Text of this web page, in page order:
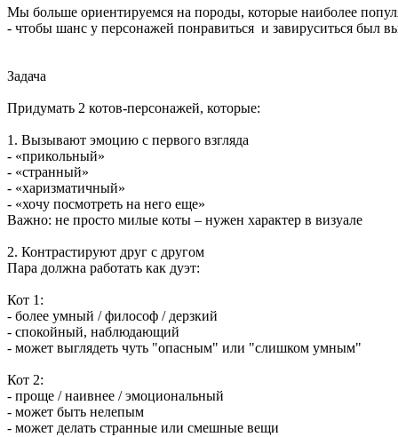
Мы больше ориентируемся на породы, которые наиболее
- чтобы шанс у персонажей понравиться и завируситься был
Задача
Придумать 2 котов-персонажей, которые:
1. Вызывают эмоцию с первого взгляда
- «прикольный»
- «странный»
- «харизматичный»
- «хочу посмотреть на него еще»
Важно: не просто милые коты – нужен характер в визуале
2. Контрастируют друг с другом
Пара должна работать как дуэт:
Кот 1:
- более умный / философ / дерзкий
- спокойный, наблюдающий
- может выглядеть чуть "опасным" или "слишком умным"
Кот 2:
- проще / наивнее / эмоциональный
- может быть нелепым
- может делать странные или смешные вещи